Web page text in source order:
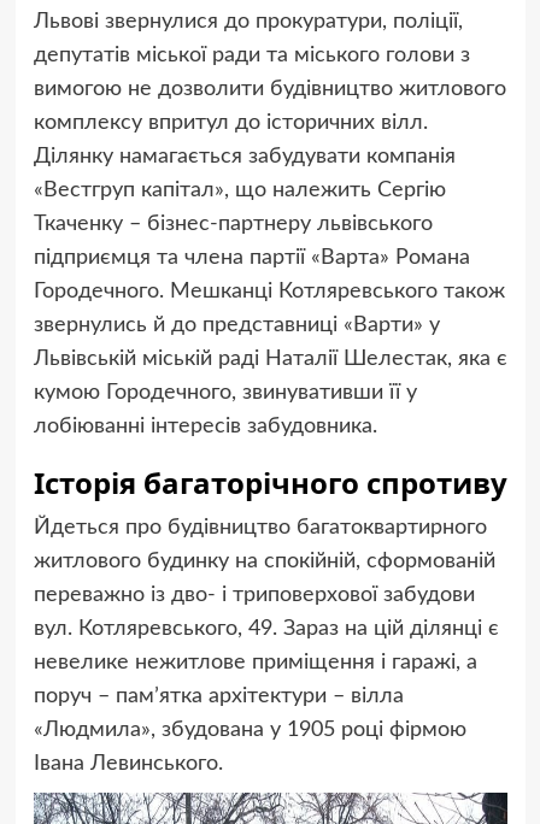
Львові звернулися до прокуратури, поліції,
депутатів міської ради та міського голови з
вимогою не дозволити будівництво житлового
комплексу впритул до історичних вілл.
Ділянку намагається забудувати компанія
«Вестгруп капітал», що належить Сергію
Ткаченку – бізнес-партнеру львівського
підприємця та члена партії «Варта» Романа
Городечного. Мешканці Котляревського також
звернулись й до представниці «Варти» у
Львівській міській раді Наталії Шелестак, яка є
кумою Городечного, звинувативши її у
лобіюванні інтересів забудовника.
Історія багаторічного спротиву
Йдеться про будівництво багатоквартирного
житлового будинку на спокійній, сформованій
переважно із дво- і триповерхової забудови
вул. Котляревського, 49. Зараз на цій ділянці є
невелике нежитлове приміщення і гаражі, а
поруч – памʼятка архітектури – вілла
«Людмила», збудована у 1905 році фірмою
Івана Левинського.